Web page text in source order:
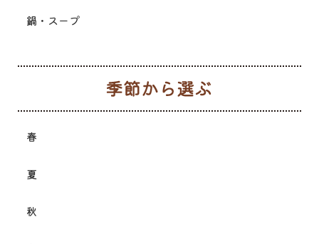
鍋・スープ
春
夏
秋